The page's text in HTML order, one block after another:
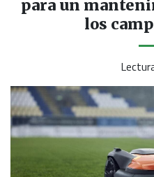
para un
los